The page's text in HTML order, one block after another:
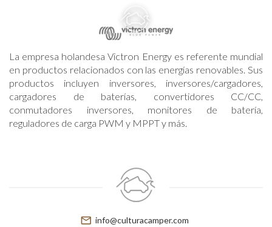
La empresa holandesa Victron Energy es referente mundial
en productos relacionados con las energías renovables. Sus
productos incluyen inversores, inversores/cargadores,
cargadores de baterías, convertidores CC/CC,
conmutadores inversores, monitores de batería,
reguladores de carga PWM y MPPT y más.
mail_outline info@culturacamper.com